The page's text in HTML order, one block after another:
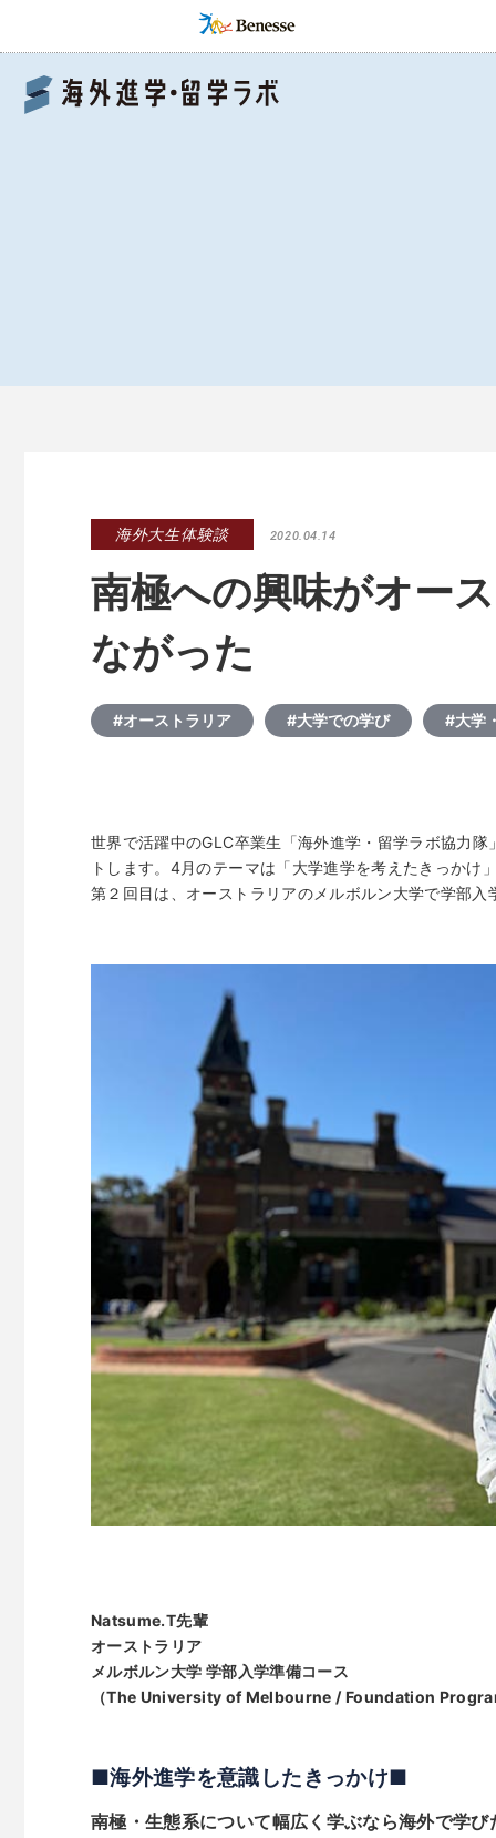
海外大生体験談 2020.04.14
南極への興味がオー
ながった
#オーストラリア #大学での学び #大学
世界で活躍中のGLC卒業生「海外進学・留学ラボ協力
トします。4月のテーマは「大学進学を考えたきっかけ
第２回目は、オーストラリアのメルボルン大学で学部
Natsume.T先輩
オーストラリア
メルボルン大学 学部入学準備コース
（The University of Melbourne / Foundation
■海外進学を意識したきっかけ■
南極・生態系について幅広く学ぶなら海外で学